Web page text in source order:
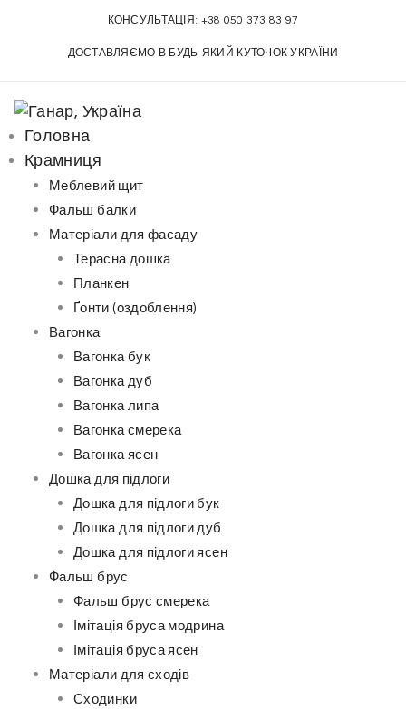
o
c
КОНСУЛЬТАЦІЯ: +38 050 373 83 97
ДОСТАВЛЯЄМО В БУДЬ-ЯКИЙ КУТОЧОК УКРАЇНИ
Головна
Крамниця
Меблевий щит
Фальш балки
Матеріали для фасаду
Терасна дошка
Планкен
Ґонти (оздоблення)
Вагонка
Вагонка бук
Вагонка дуб
Вагонка липа
Вагонка смерека
Вагонка ясен
Дошка для підлоги
Дошка для підлоги бук
Дошка для підлоги дуб
Дошка для підлоги ясен
Фальш брус
Фальш брус смерека
Імітація бруса модрина
Імітація бруса ясен
Матеріали для сходів
Сходинки